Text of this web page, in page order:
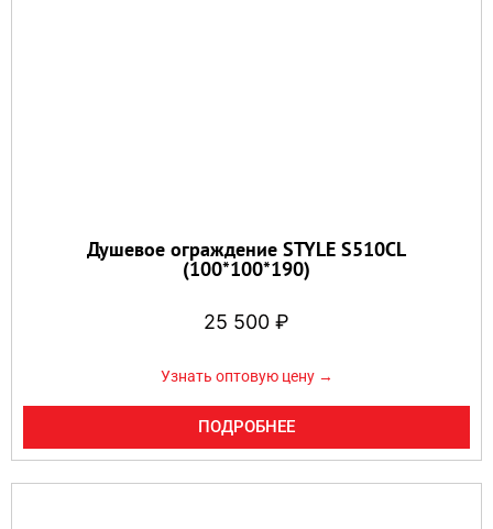
Душевое ограждение STYLE S510CL
(100*100*190)
25 500 ₽
Узнать оптовую цену →
ПОДРОБНЕЕ